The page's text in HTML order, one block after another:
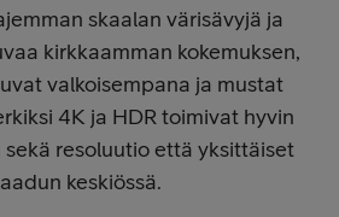
skaalan värisävyjä ja
kirkkaamman kokemuksen,
valkoisempana ja mustat
4K ja HDR toimivat hyvin
sekä resoluutio että yksittäiset
keskiössä.